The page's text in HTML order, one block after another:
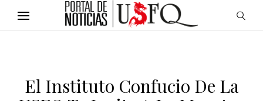
El Instituto Confucio De La